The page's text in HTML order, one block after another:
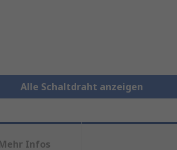
Alle Schaltdraht anzeigen
Infos